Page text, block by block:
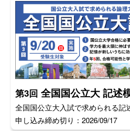
第3回 全国国公立大 記述
全国国公立大入試で求められる記
申し込み締め切り：2026/09/17